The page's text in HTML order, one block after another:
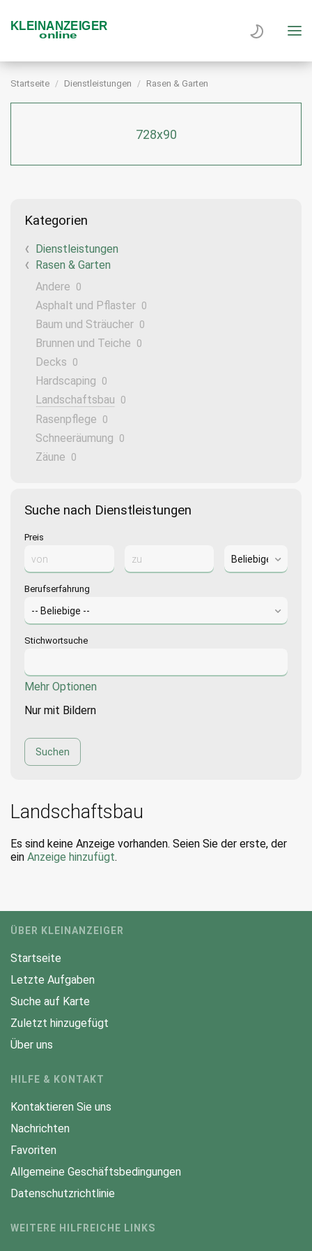
Startseite Dienstleistungen Rasen & Garten
728x90
Kategorien
Dienstleistungen
Rasen & Garten
Andere
0
Asphalt und Pflaster 0
Baum und Sträucher 0
Brunnen und Teiche 0
Decks 0
Hardscaping 0
Landschaftsbau 0
Rasenpflege 0
Schneeräumung 0
Zäune 0
Suche nach Dienstleistungen
Preis
Berufserfahrung
Stichwortsuche
Mehr Optionen
Nur mit Bildern
Landschaftsbau
Es sind keine Anzeige vorhanden. Seien Sie der erste, der
ein Anzeige hinzufügt.
ÜBER KLEINANZEIGER
Startseite
Letzte Aufgaben
Suche auf Karte
Zuletzt hinzugefügt
Über uns
HILFE & KONTAKT
Kontaktieren Sie uns
Nachrichten
Favoriten
Allgemeine Geschäftsbedingungen
Datenschutzrichtlinie
WEITERE HILFREICHE LINKS